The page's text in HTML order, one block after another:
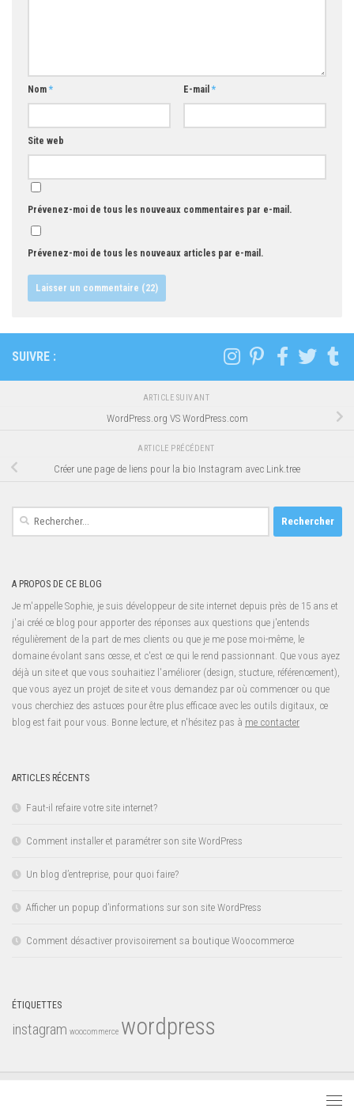
Nom * E-mail *
Site web
Prévenez-moi de tous les nouveaux commentaires par e-mail.
Prévenez-moi de tous les nouveaux articles par e-mail.
SUIVRE :
ARTICLE SUIVANT
WordPress.org VS WordPress.com
ARTICLE PRÉCÉDENT
Créer une page de liens pour la bio Instagram avec Link.tree
Rechercher :
A PROPOS DE CE BLOG
Je m'appelle Sophie, je suis développeur de site internet depuis près de 15 ans et
j'ai créé ce blog pour apporter des réponses aux questions que j'entends
régulièrement de la part de mes clients ou que je me pose moi-même, le
domaine évolant sans cesse, et c'est ce qui le rend passionnant. Que vous ayez
déjà un site et que vous souhaitiez l'améliorer (design, stucture, référencement),
que vous ayez un projet de site et vous demandez par où commencer ou que
vous cherchiez des astuces pour être plus efficace avec les outils digitaux, ce
blog est fait pour vous. Bonne lecture, et n'hésitez pas à me contacter
ARTICLES RÉCENTS
Faut-il refaire votre site internet?
Comment installer et paramétrer son site WordPress
Un blog d’entreprise, pour quoi faire?
Afficher un popup d’informations sur son site WordPress
Comment désactiver provisoirement sa boutique Woocommerce
ÉTIQUETTES
instagram woocommerce wordpress